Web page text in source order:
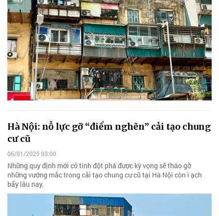
Hà Nội: nỗ lực gỡ “điểm nghẽn” cải tạo chung
cư cũ
06/01/2025 03:00
Những quy định mới có tính đột phá được kỳ vọng sẽ tháo gỡ
những vướng mắc trong cải tạo chung cư cũ tại Hà Nội còn ì ạch
bấy lâu nay.